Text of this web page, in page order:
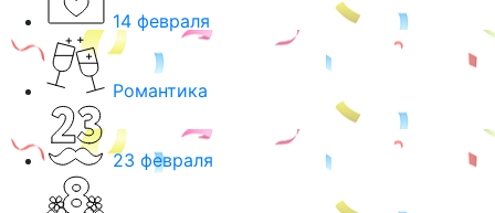
14 февраля
Романтика
23 февраля